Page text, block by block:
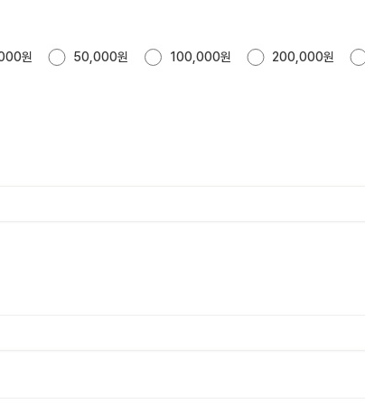
원 50,000원 100,000원 200,000원